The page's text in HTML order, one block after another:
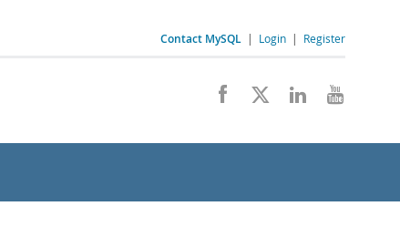
Contact MySQL | Login | Register